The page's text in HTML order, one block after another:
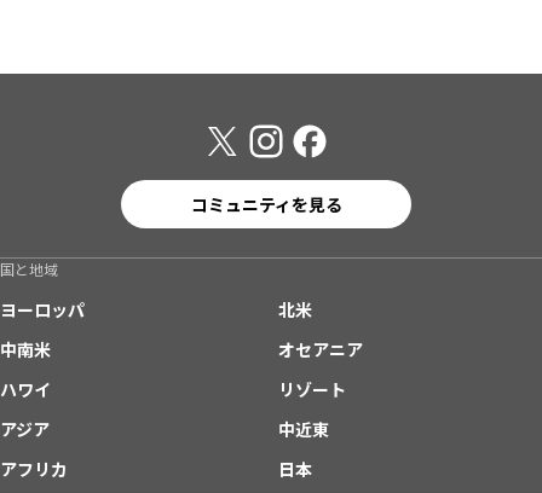
コミュニティを見る
国と地域
ヨーロッパ
北米
中南米
オセアニア
ハワイ
リゾート
アジア
中近東
アフリカ
日本